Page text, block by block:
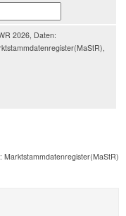
2026, Daten: